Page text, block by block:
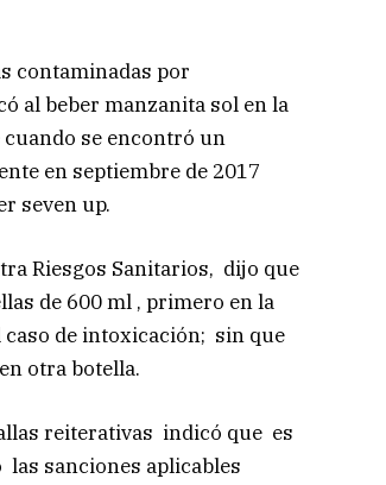
contaminadas por
al beber manzanita sol en la
se encontró un
en septiembre de 2017
seven up.
Riesgos Sanitarios, dijo que
de 600 ml , primero en la
caso de intoxicación; sin que
otra botella.
reiterativas indicó que es
sanciones aplicables